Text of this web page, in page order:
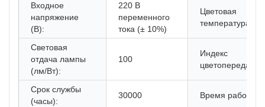
Входное
напряжение
(В):
220 В
переменного
тока (± 10%)
Цветовая
температура
Световая
отдача лампы
(лм/Вт):
100
Индекс
цветопередачи
Срок службы
(часы):
30000 Время работы